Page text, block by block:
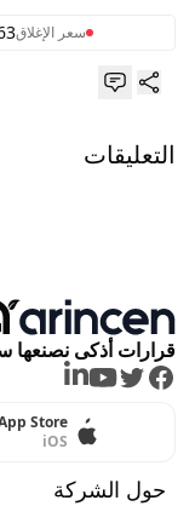
سعر الإغلاق
التعليقات
قرارات أذكى نصنعها
Facebook
Twitter
Youtube
LinkedIn
Store
iOS
حول الشركة